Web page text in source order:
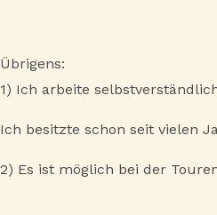
Übrigens:
1) Ich arbeite
Ich besitzte schon seit vielen
2) Es ist möglich bei der